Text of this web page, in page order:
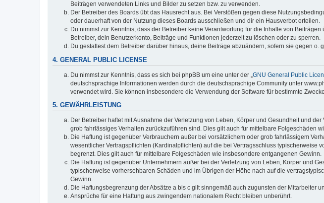
Beiträgen verwendeten Links und Bilder zu setzen bzw. zu verwenden.
Der Betreiber des Boards übt das Hausrecht aus. Bei Verstößen gegen diese
oder dauerhaft von der Nutzung dieses Boards ausschließen und dir ein Hausverbot erteilen.
Du nimmst zur Kenntnis, dass der Betreiber keine Verantwortung für die Inhalte von
Betreiber, dein Benutzerkonto, Beiträge und Funktionen jederzeit zu löschen oder zu sperren.
Du gestattest dem Betreiber darüber hinaus, deine Beiträge abzuändern, sofern sie gegen
4. GENERAL PUBLIC LICENSE
Du nimmst zur Kenntnis, dass es sich bei phpBB um eine unter der „ GNU General Public
deutschsprachige Informationen werden durch die deutschsprachige Community unter
verwendet wird. Sie können insbesondere die Verwendung der Software für bestimmte
5. GEWÄHRLEISTUNG
Der Betreiber haftet mit Ausnahme der Verletzung von Leben, Körper und Gesundheit und
grob fahrlässiges Verhalten zurückzuführen sind. Dies gilt auch für mittelbare Folgeschäden
Die Haftung ist gegenüber Verbrauchern außer bei vorsätzlichem oder grob fahrlässigem
wesentlicher Vertragspflichten (Kardinalpflichten) auf die bei Vertragsschluss
begrenzt. Dies gilt auch für mittelbare Folgeschäden wie insbesondere entgangenen Gewinn.
Die Haftung ist gegenüber Unternehmern außer bei der Verletzung von Leben, Körper und
typischerweise vorhersehbaren Schäden und im Übrigen der Höhe nach auf die
Gewinn.
Die Haftungsbegrenzung der Absätze a bis c gilt sinngemäß auch zugunsten der Mitarbeiter
Ansprüche für eine Haftung aus zwingendem nationalem Recht bleiben unberührt.